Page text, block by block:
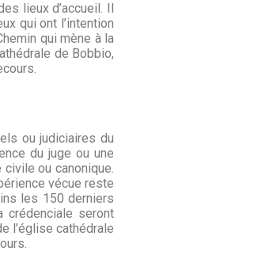
lieux d’accueil. Il
qui ont l’intention
qui mène à la
de Bobbio,
ou judiciaires du
du juge ou une
ou canonique.
vécue reste
les 150 derniers
crédenciale seront
l’église cathédrale